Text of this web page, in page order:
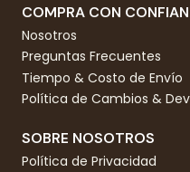
COMPRA CON
Nosotros
Preguntas Frecuentes
Tiempo & Costo de Envío
Política de Cambios &
SOBRE NOSOTROS
Política de Privacidad